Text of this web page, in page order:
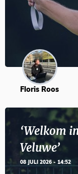
Floris Roos
‘Welkom
Veluwe’
08 JULI 2026 - 14:52